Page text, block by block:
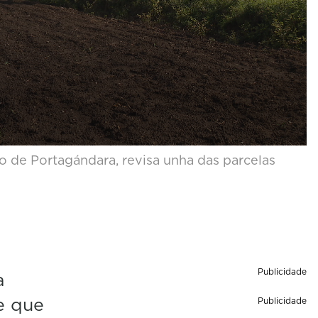
de Portagándara, revisa unha das parcelas
que
Publicidade
Publicidade